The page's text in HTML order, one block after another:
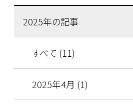
2025年の記事
すべて (11)
2025年4月 (1)